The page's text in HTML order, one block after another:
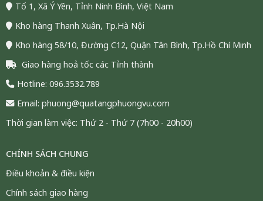
Song Mã Dát Vàng 24K Quà Tặng Phong
Thủy Cao Cấp
Tổ 1, Xã Ý Yên, Tỉnh Ninh Bình, Việt Nam
Kho hàng Thanh Xuân, Tp.Hà Nội
Kho hàng 58/10, Đường C12, Quận Tân Bình, Tp.Hồ Chí Minh
Giao hàng hoả tốc các Tỉnh thành
Hotline: 096.3532.789
Email: phuong@quatangphuongvu.com
Thời gian làm việc: Thứ 2 - Thứ 7 (7h00 - 20h00)
CHÍNH SÁCH CHUNG
Điều khoản & điều kiện
Chính sách giao hàng